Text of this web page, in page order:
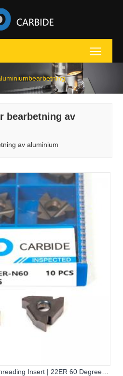
bearbetning av
av aluminium
Insert | 22ER 60 Degree